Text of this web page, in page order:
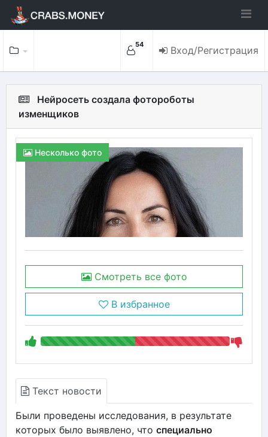
54 Вход/Регистрация
Нейросеть создала фотороботы
изменщиков
Несколько фото
Смотреть все фото
В избранное
Текст новости
Были проведены исследования, в результате
которых было выявлено, что специально